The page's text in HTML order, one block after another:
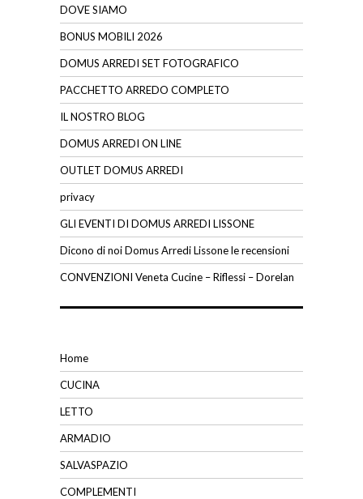
DOVE SIAMO
BONUS MOBILI 2026
DOMUS ARREDI SET FOTOGRAFICO
PACCHETTO ARREDO COMPLETO
IL NOSTRO BLOG
DOMUS ARREDI ON LINE
OUTLET DOMUS ARREDI
privacy
GLI EVENTI DI DOMUS ARREDI LISSONE
Dicono di noi Domus Arredi Lissone le recensioni
CONVENZIONI Veneta Cucine – Riflessi – Dorelan
Home
CUCINA
LETTO
ARMADIO
SALVASPAZIO
COMPLEMENTI